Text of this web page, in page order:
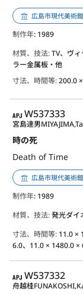
広島市現代美術館
制作年: 1989
材質、技法:TV、ヴ
ラー金属板・他
寸法、時間等:200.0
APJ
W537333
時の死
Death of Time
宮島達男
広島市現代美術館
制作年: 1989
材質、技法:発光ダイ
寸法、時間等: 11.0 ×
6.0、11.0 × 1480.0 ×
APJ
W537332
舟越桂